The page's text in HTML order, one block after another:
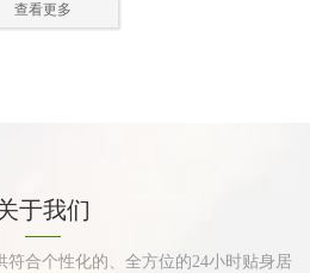
查看更多
于我们
符合个性化的、全方位的24小时贴身居